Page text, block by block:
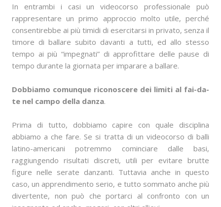
In entrambi i casi un videocorso professionale può
rappresentare un primo approccio molto utile, perché
consentirebbe ai più timidi di esercitarsi in privato, senza il
timore di ballare subito davanti a tutti, ed allo stesso
tempo ai più “impegnati” di approfittare delle pause di
tempo durante la giornata per imparare a ballare.
Dobbiamo comunque riconoscere dei limiti al fai-da-
te nel campo della danza.
Prima di tutto, dobbiamo capire con quale disciplina
abbiamo a che fare. Se si tratta di un videocorso di balli
latino-americani potremmo cominciare dalle basi,
raggiungendo risultati discreti, utili per evitare brutte
figure nelle serate danzanti. Tuttavia anche in questo
caso, un apprendimento serio, e tutto sommato anche più
divertente, non può che portarci al confronto con un